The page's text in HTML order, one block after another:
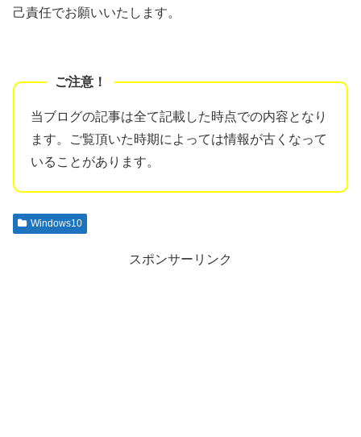
己責任でお願いいたします。
当ブログの記事は全て記載した時点での内容となり
ます。ご覧頂いた時期によっては情報が古くなって
いることがあります。
Windows10
スポンサーリンク